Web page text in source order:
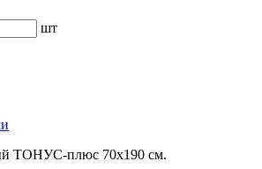
шт
ТОНУС-плюс 70х190 см.